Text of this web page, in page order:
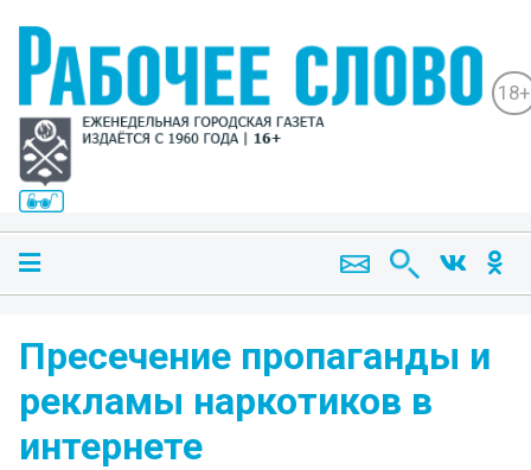
18+
Пресечение пропаганды и
рекламы наркотиков в
интернете